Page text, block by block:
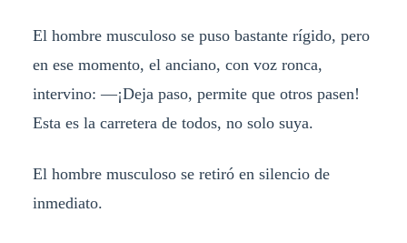
El hombre musculoso se puso bastante rígido, pero
en ese momento, el anciano, con voz ronca,
intervino: —¡Deja paso, permite que otros pasen!
Esta es la carretera de todos, no solo suya.
El hombre musculoso se retiró en silencio de
inmediato.